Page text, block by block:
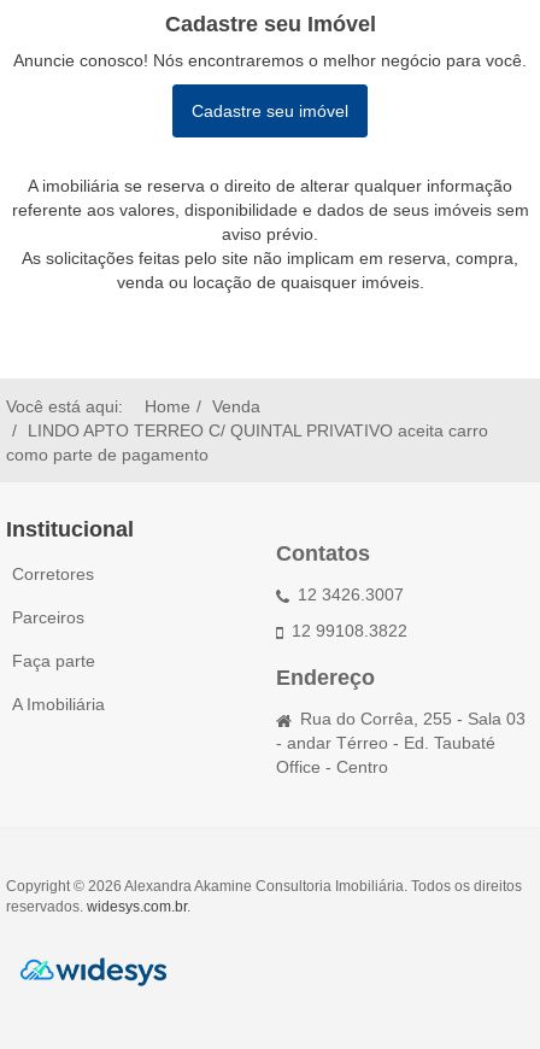
Cadastre seu Imóvel
Anuncie conosco! Nós encontraremos o melhor negócio para você.
Cadastre seu imóvel
A imobiliária se reserva o direito de alterar qualquer informação
referente aos valores, disponibilidade e dados de seus imóveis sem
aviso prévio.
As solicitações feitas pelo site não implicam em reserva, compra,
venda ou locação de quaisquer imóveis.
Você está aqui: Home
Venda
LINDO APTO TERREO C/ QUINTAL PRIVATIVO aceita carro
como parte de pagamento
Institucional
Corretores
Parceiros
Faça parte
A Imobiliária
Contatos
12 3426.3007
12 99108.3822
Endereço
Rua do Corrêa, 255 - Sala 03
- andar Térreo - Ed. Taubaté
Office - Centro
Copyright © 2026 Alexandra Akamine Consultoria Imobiliária. Todos os direitos
reservados. widesys.com.br.